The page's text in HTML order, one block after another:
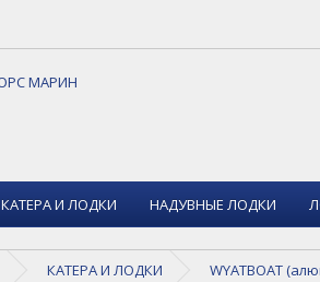
КАТЕРА И ЛОДКИ НАДУВНЫЕ ЛОДКИ
КАТЕРА И ЛОДКИ WYATBOAT